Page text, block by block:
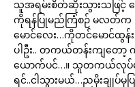
သူအရမ်းစိတ်ဆိုးသွားသဖြင့်
ကိုရန်ပြုမည်ကြံစဉ် မလတ်က
မောင်လေး…ကိုတင်မောင်ထွန်
ပါဦး.. တကယ်တန်းကျတေ
ယောက်ပင်…။ သူတကယ်လုပ်
ရင်..ငါသွားမယ်…ညမိုးချုပ်